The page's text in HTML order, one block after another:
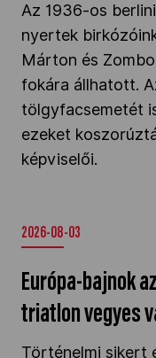
Az 1936-os
nyertek
Márton és
fokára állhatott.
tölgyfacsemetét
ezeket
képviselői.
2026-08-03
Európa-bajnok
triatlon vegyes
Történelmi sikert